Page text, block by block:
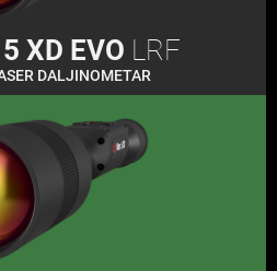
XD EVO LRF
DALJINOMETAR